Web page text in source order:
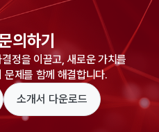
의하기
정을 이끌고, 새로운 가치를
문제를 함께 해결합니다.
소개서 다운로드